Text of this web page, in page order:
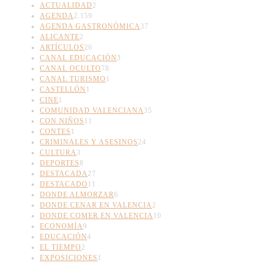
ACTUALIDAD 2
AGENDA2.159
AGENDA GASTRONÓMICA37
ALICANTE2
ARTÍCULOS 26
CANAL EDUCACIÓN 3
CANAL OCULTO 78
CANAL TURISMO 1
CASTELLÓN 1
CINE1
COMUNIDAD VALENCIANA35
CON NIÑOS 11
CONTES 1
CRIMINALES Y ASESINOS 24
CULTURA3
DEPORTES8
DESTACADA27
DESTACADO 11
DONDE ALMORZAR6
DONDE CENAR EN VALENCIA2
DONDE COMER EN VALENCIA10
ECONOMÍA9
EDUCACIÓN4
EL TIEMPO 2
EXPOSICIONES 1